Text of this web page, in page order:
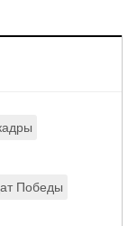
Победы